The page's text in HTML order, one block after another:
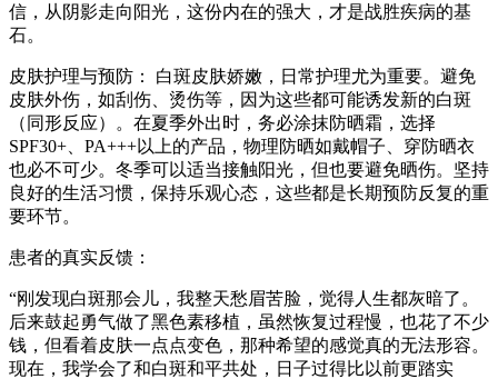
信，从阴影走向阳光，这份内在的强大，才是战胜疾病的基
石。
皮肤护理与预防： 白斑皮肤娇嫩，日常护理尤为重要。避免
皮肤外伤，如刮伤、烫伤等，因为这些都可能诱发新的白斑
（同形反应）。在夏季外出时，务必涂抹防晒霜，选择
SPF30+、PA+++以上的产品，物理防晒如戴帽子、穿防晒衣
也必不可少。冬季可以适当接触阳光，但也要避免晒伤。坚持
良好的生活习惯，保持乐观心态，这些都是长期预防反复的重
要环节。
患者的真实反馈：
“刚发现白斑那会儿，我整天愁眉苦脸，觉得人生都灰暗了。
后来鼓起勇气做了黑色素移植，虽然恢复过程慢，也花了不少
钱，但看着皮肤一点点变色，那种希望的感觉真的无法形容。
现在，我学会了和白斑和平共处，日子过得比以前更踏实